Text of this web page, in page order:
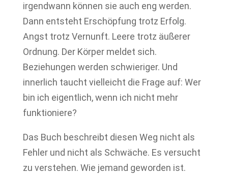
irgendwann können sie auch eng werden.
Dann entsteht Erschöpfung trotz Erfolg.
Angst trotz Vernunft. Leere trotz äußerer
Ordnung. Der Körper meldet sich.
Beziehungen werden schwieriger. Und
innerlich taucht vielleicht die Frage auf: Wer
bin ich eigentlich, wenn ich nicht mehr
funktioniere?
Das Buch beschreibt diesen Weg nicht als
Fehler und nicht als Schwäche. Es versucht
zu verstehen. Wie jemand geworden ist.